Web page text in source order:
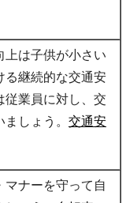
上は子供が小さい
る継続的な交通安
従業員に対し、交
しょう。 交通安
マナーを守って自